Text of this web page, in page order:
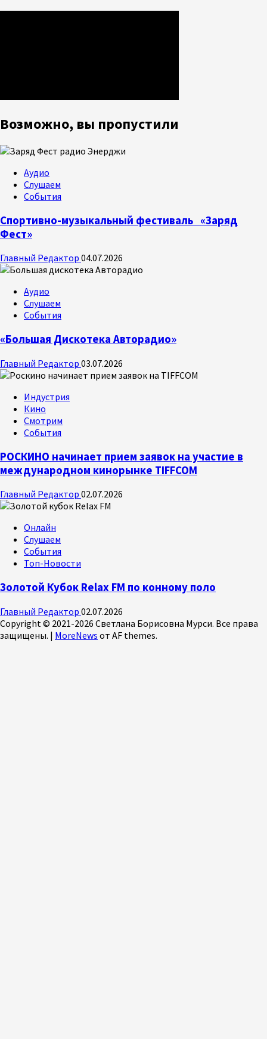
Возможно, вы пропустили
Аудио
Слушаем
События
Спортивно-музыкальный фестиваль «Заряд
Фест»
Главный Редактор 04.07.2026
Аудио
Слушаем
События
«Большая Дискотека Авторадио»
Главный Редактор 03.07.2026
Индустрия
Кино
Смотрим
События
РОСКИНО начинает прием заявок на участие в
международном кинорынке TIFFCOM
Главный Редактор 02.07.2026
Онлайн
Слушаем
События
Топ-Новости
Золотой Кубок Relax FM по конному поло
Главный Редактор 02.07.2026
Copyright © 2021-2026 Светлана Борисовна Мурси. Все права
защищены. | MoreNews от AF themes.